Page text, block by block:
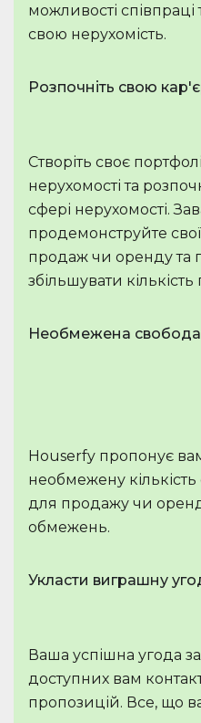
можливості
свою нерухомість.
Розпочніть свою
Створіть своє
нерухомості та
сфері нерухомості.
продемонструйте
продаж чи оренду та
збільшувати кількість
Необмежена свобода
Houserfy пропонує
необмежену кількість
для продажу чи
обмежень.
Укласти виграшну
Ваша успішна угода
доступних вам
пропозицій. Все, що